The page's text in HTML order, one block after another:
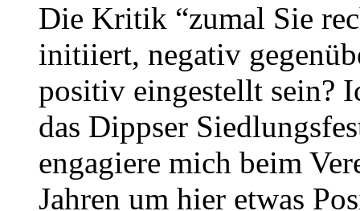
Die Kritik “zumal Sie
initiiert, negativ
positiv eingestellt sein?
das Dippser
engagiere mich beim
Jahren um hier etwas